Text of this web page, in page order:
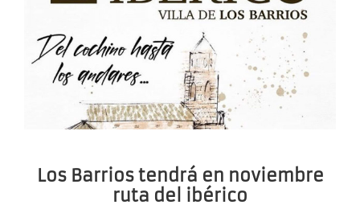
Los Barrios tendrá en noviembre
ruta del ibérico